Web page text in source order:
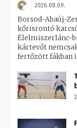
2026.08.09.
Borsod-Abaúj-
kőrisrontó
Élelmiszerlánc-
kártevőt
fertőzött fákban